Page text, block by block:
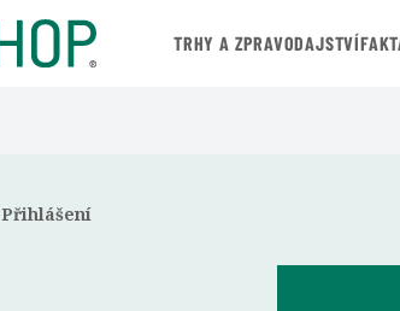
TRHY A ZPRAVODAJSTVÍ
Přihlášení